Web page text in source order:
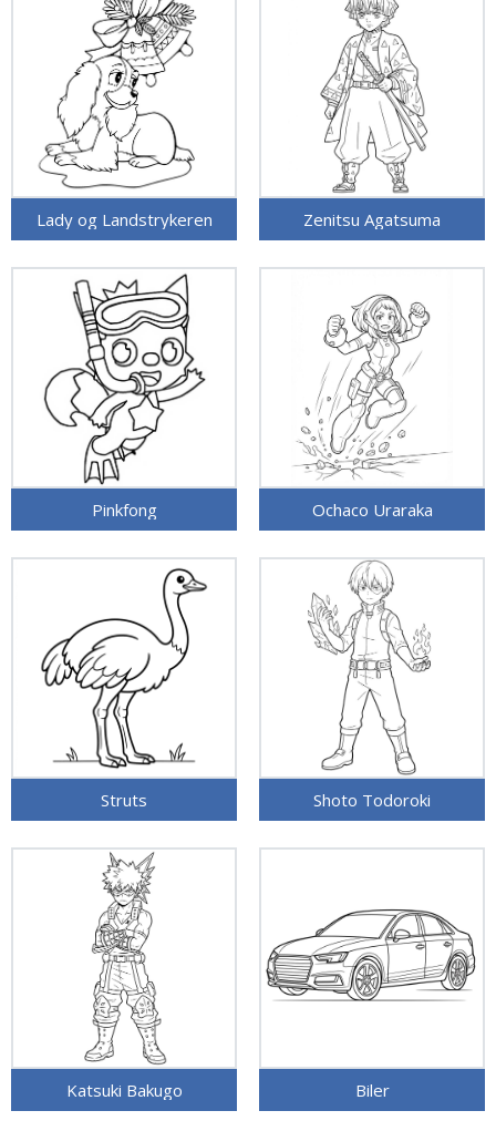
Lady og Landstrykeren Zenitsu Agatsuma
Pinkfong Ochaco Uraraka
Struts Shoto Todoroki
Katsuki Bakugo Biler